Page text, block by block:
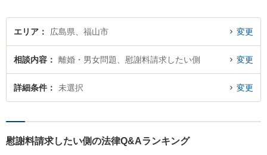
エリア 広島県、福山市 変更
相談内容 離婚・男女問題、慰謝料請求したい側 変更
詳細条件 未選択 変更
慰謝料請求したい側の法律Q&Aランキング